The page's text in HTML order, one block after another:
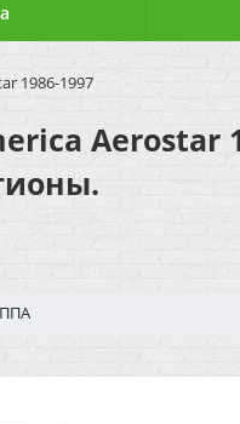
1986-1997
Aerostar